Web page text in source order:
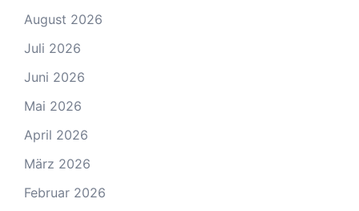
August 2026
Juli 2026
Juni 2026
Mai 2026
April 2026
März 2026
Februar 2026